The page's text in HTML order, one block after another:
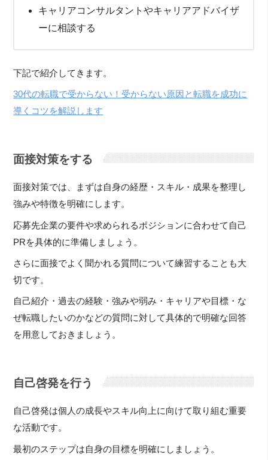
キャリアコンサルタントやキャリアアドバイザ
ーに相談する
下記で紹介してきます。
30代の転職で受からない！受からない原因と転職を成功に
導くコツを解説します
面接対策をする
面接対策では、まずは自身の経歴・スキル・成果を整理し
強みや特徴を明確にします。
応募先企業の要件や求められるポジションに合わせて自己
PRを具体的に準備しましょう。
さらに面接でよく聞かれる質問について練習することも大
切です。
自己紹介・過去の経験・強みや弱み・キャリアや目標・な
ぜ転職したいのかなどの質問に対して具体的で明確な回答
を用意しておきましょう。
自己啓発を行う
自己啓発は個人の成長やスキル向上に向けて取り組む重要
な活動です。
最初のステップは自身の目標を明確にしましょう。